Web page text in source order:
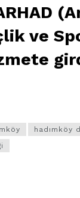
ve
hadımköy